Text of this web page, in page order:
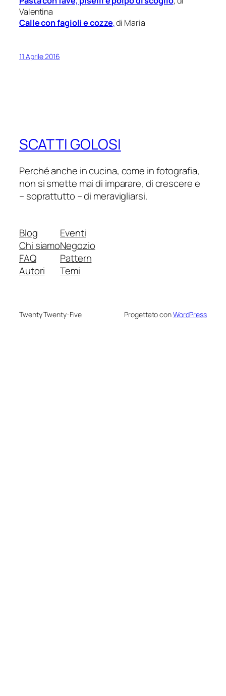
Valentina
Calle con fagioli e cozze,di Maria
11 Aprile 2016
SCATTI GOLOSI
Perché anche in cucina, come in fotografia,
non si smette mai di imparare, di crescere e
– soprattutto – di meravigliarsi.
Blog
Chi siamo
FAQ
Autori
Eventi
Negozio
Pattern
Temi
Twenty Twenty-Five Progettato conWordPress